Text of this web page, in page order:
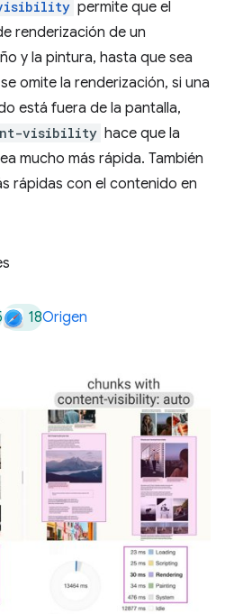
permite que el
renderización de un
y la pintura, hasta que sea
omite la renderización, si una
está fuera de la pantalla,
visibility hace que la
mucho más rápida. También
rápidas con el contenido en
18Origen